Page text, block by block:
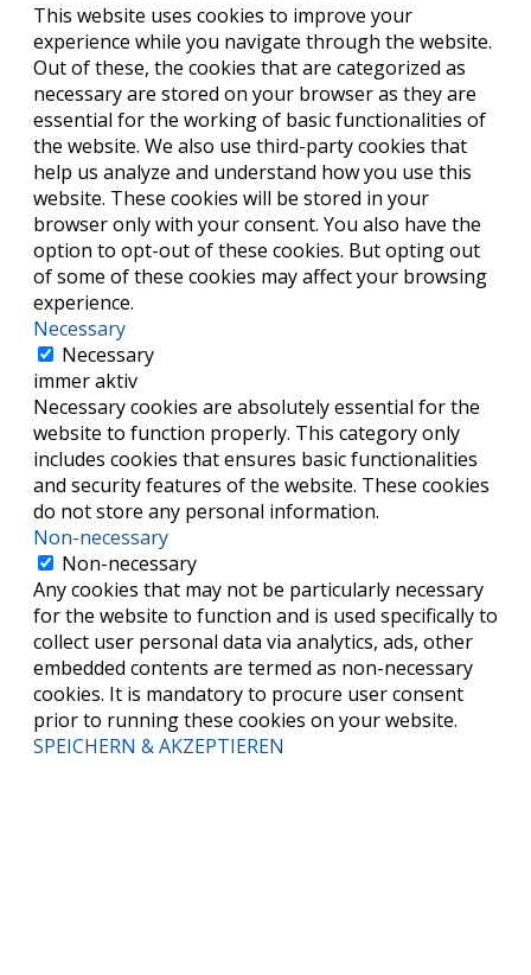
This website uses cookies to improve your
experience while you navigate through the website.
Out of these, the cookies that are categorized as
necessary are stored on your browser as they are
essential for the working of basic functionalities of
the website. We also use third-party cookies that
help us analyze and understand how you use this
website. These cookies will be stored in your
browser only with your consent. You also have the
option to opt-out of these cookies. But opting out
of some of these cookies may affect your browsing
experience.
Necessary
Necessary
immer aktiv
Necessary cookies are absolutely essential for the
website to function properly. This category only
includes cookies that ensures basic functionalities
and security features of the website. These cookies
do not store any personal information.
Non-necessary
Non-necessary
Any cookies that may not be particularly necessary
for the website to function and is used specifically to
collect user personal data via analytics, ads, other
embedded contents are termed as non-necessary
cookies. It is mandatory to procure user consent
prior to running these cookies on your website.
SPEICHERN & AKZEPTIEREN